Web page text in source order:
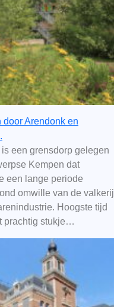
door Arendonk en
een grensdorp gelegen
Kempen dat
een lange periode
omwille van de valkerij
Hoogste tijd
prachtig stukje…